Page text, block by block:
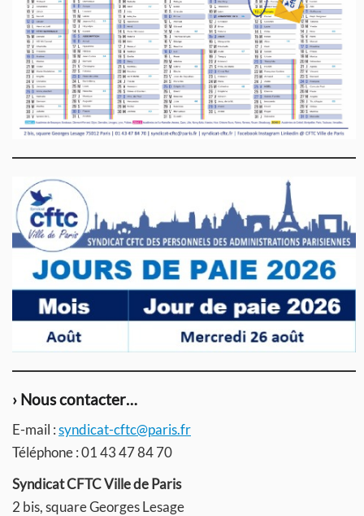
› Nous contacter…
E-mail :syndicat-cftc@paris.fr
Téléphone : 01 43 47 84 70
Syndicat CFTC Ville de Paris
2 bis, square Georges Lesage